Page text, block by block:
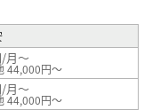
月～
44,000円～
月～
44,000円～